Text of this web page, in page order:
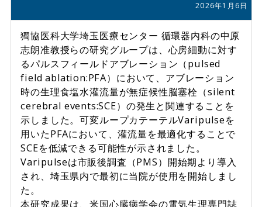
2026年1月6日
獨協医科大学埼玉医療センター 循環器内科の中原
志朗准教授らの研究グループは、心房細動に対す
るパルスフィールドアブレーション（pulsed
field ablation:PFA）において、アブレーション
時の生理食塩水灌流量が無症候性脳塞栓（silent
cerebral events:SCE）の発生と関連することを
示しました。可変ループカテーテルVaripulseを
用いたPFAにおいて、灌流量を最適化することで
SCEを低減できる可能性が示されました。
Varipulseは市販後調査（PMS）開始期より導入
され、埼玉県内で最初に当院が使用を開始しまし
た。
本研究成果は、米国心臓病学会の電気生理専門誌